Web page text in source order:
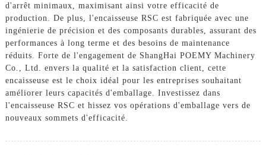
d'arrêt minimaux, maximisant ainsi votre efficacité de
production. De plus, l'encaisseuse RSC est fabriquée avec une
ingénierie de précision et des composants durables, assurant des
performances à long terme et des besoins de maintenance
réduits. Forte de l'engagement de ShangHai POEMY Machinery
Co., Ltd. envers la qualité et la satisfaction client, cette
encaisseuse est le choix idéal pour les entreprises souhaitant
améliorer leurs capacités d'emballage. Investissez dans
l'encaisseuse RSC et hissez vos opérations d'emballage vers de
nouveaux sommets d'efficacité.